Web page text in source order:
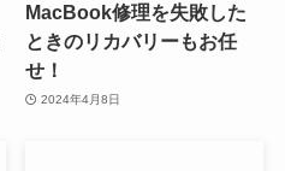
MacBook修理を失敗した
ときのリカバリーもお任
せ！
2024年4月8日